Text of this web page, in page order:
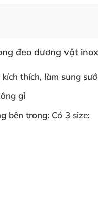
đeo dương vật
thích, làm sung
gỉ
bên trong: Có 3 size: